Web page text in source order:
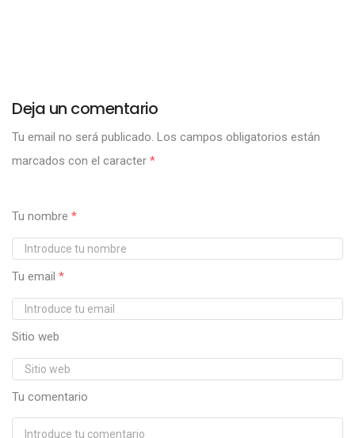
Deja un comentario
Tu email no será publicado. Los campos obligatorios están
marcados con el caracter *
Tu nombre *
Tu email *
Sitio web
Tu comentario